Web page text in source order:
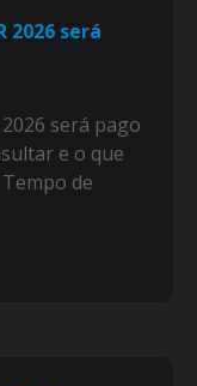
será
será pago
e o que
de